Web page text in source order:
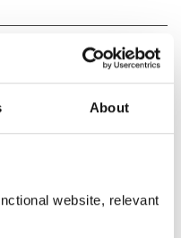
About
website, relevant
Clark